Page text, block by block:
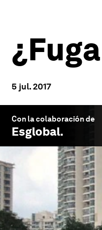
5 jul. 2017
Con la colaboración de
Esglobal.